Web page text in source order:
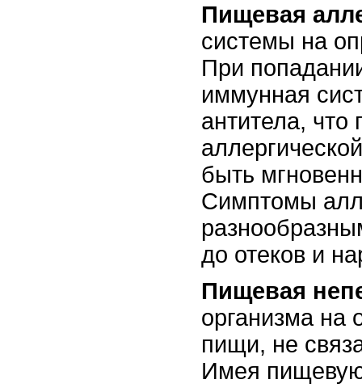
Пищевая
системы на
При
иммунная
антитела, что
быть
Симптомы
до отеков и
Пищевая
организма на
пищи, не
Имея